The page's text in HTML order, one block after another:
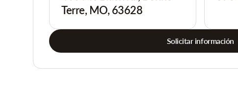
Terre, MO, 63628
Solicitar información